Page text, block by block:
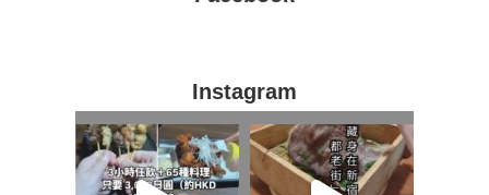
Instagram